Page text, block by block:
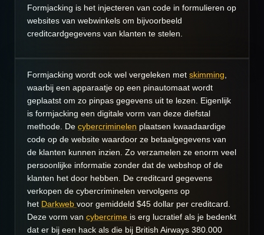
Formjacking is het injecteren van code in formulieren op
websites van webwinkels om bijvoorbeeld
creditcardgegevens van klanten te stelen.
Formjacking wordt ook wel vergeleken met skimming
waarbij een apparaatje op een pinautomaat wordt
geplaatst om zo pinpas gegevens uit te lezen. Eigenlijk
is formjacking een digitale vorm van deze diefstal
methode. De cybercriminelen plaatsen kwaadaardige
code op de website waardoor ze betaalgegevens van
de klanten kunnen inzien. Zo verzamelen ze enorm veel
persoonlijke informatie zonder dat de webshop of de
klanten het door hebben. De creditcard gegevens
verkopen de cybercriminelen vervolgens op
het Darkweb voor gemiddeld $45 dollar per creditcard.
Deze vorm van cybercrime is erg lucratief als je bedenkt
dat er bij een hack als die bij British Airways 380.000